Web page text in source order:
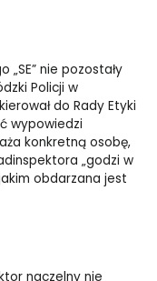
„SE” nie pozostały
Policji w
do Rady Etyki
wypowiedzi
konkretną osobę,
„godzi w
obdarzana jest
naczelny nie